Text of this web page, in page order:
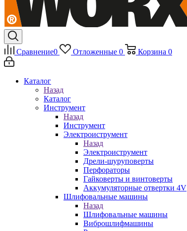
Сравнение0 Отложенные 0 Корзина 0
Каталог
Назад
Каталог
Инструмент
Назад
Инструмент
Электроиструмент
Назад
Электроиструмент
Дрели-шуруповерты
Перфораторы
Гайковерты и винтоверты
Аккумуляторные отвертки 4V
Шлифовальные машины
Назад
Шлифовальные машины
Виброшлифмашины